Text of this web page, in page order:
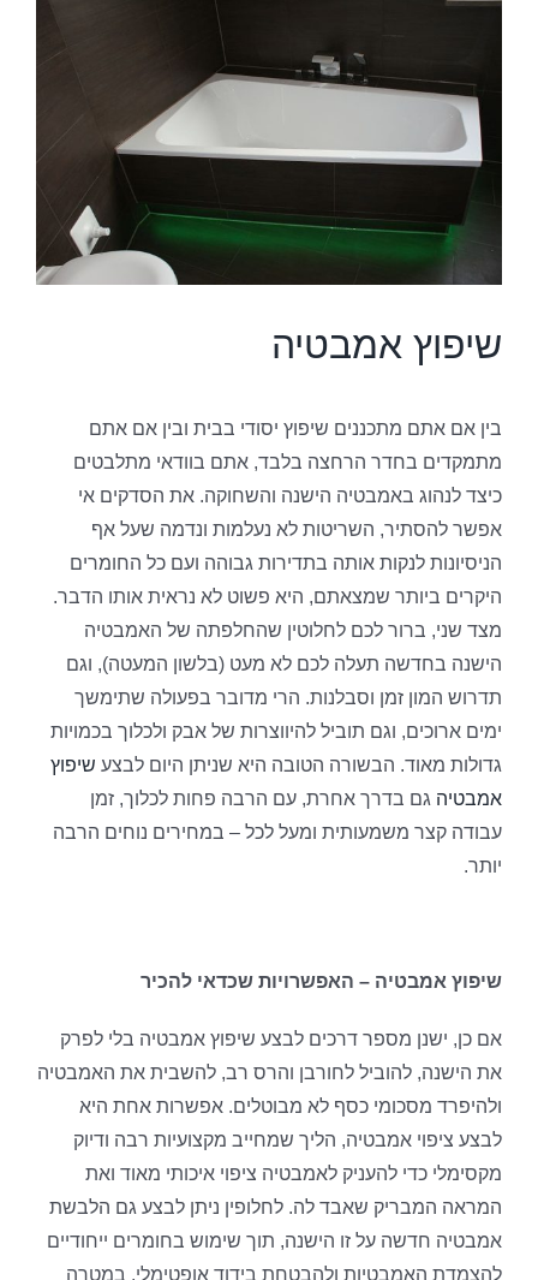
שיפוץ אמבטיה
בין אם אתם מתכננים שיפוץ יסודי בבית ובין אם אתם
מתמקדים בחדר הרחצה בלבד, אתם בוודאי מתלבטים
כיצד לנהוג באמבטיה הישנה והשחוקה. את הסדקים אי
אפשר להסתיר, השריטות לא נעלמות ונדמה שעל אף
הניסיונות לנקות אותה בתדירות גבוהה ועם כל החומרים
היקרים ביותר שמצאתם, היא פשוט לא נראית אותו הדבר.
מצד שני, ברור לכם לחלוטין שהחלפתה של האמבטיה
הישנה בחדשה תעלה לכם לא מעט (בלשון המעטה), וגם
תדרוש המון זמן וסבלנות. הרי מדובר בפעולה שתימשך
ימים ארוכים, וגם תוביל להיווצרות של אבק ולכלוך בכמויות
גדולות מאוד. הבשורה הטובה היא שניתן היום לבצע שיפוץ
אמבטיה גם בדרך אחרת, עם הרבה פחות לכלוך, זמן
עבודה קצר משמעותית ומעל לכל – במחירים נוחים הרבה
יותר.
שיפוץ אמבטיה – האפשרויות שכדאי להכיר
אם כן, ישנן מספר דרכים לבצע שיפוץ אמבטיה בלי לפרק
את הישנה, להוביל לחורבן והרס רב, להשבית את האמבטיה
ולהיפרד מסכומי כסף לא מבוטלים. אפשרות אחת היא
לבצע ציפוי אמבטיה, הליך שמחייב מקצועיות רבה ודיוק
מקסימלי כדי להעניק לאמבטיה ציפוי איכותי מאוד ואת
המראה המבריק שאבד לה. לחלופין ניתן לבצע גם הלבשת
אמבטיה חדשה על זו הישנה, תוך שימוש בחומרים ייחודיים
להצמדת האמבטיות ולהבטחת בידוד אופטימלי, במטרה